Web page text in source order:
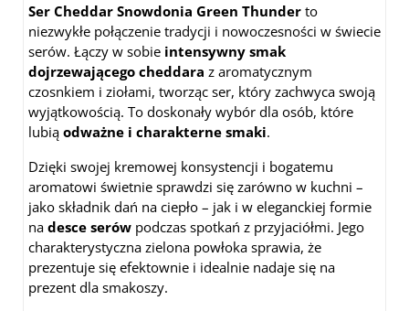
Ser Cheddar Snowdonia Green Thunder to
niezwykłe połączenie tradycji i nowoczesności w świecie
serów. Łączy w sobie intensywny smak
dojrzewającego cheddara z aromatycznym
czosnkiem i ziołami, tworząc ser, który zachwyca swoją
wyjątkowością. To doskonały wybór dla osób, które
lubią odważne i charakterne smaki.
Dzięki swojej kremowej konsystencji i bogatemu
aromatowi świetnie sprawdzi się zarówno w kuchni –
jako składnik dań na ciepło – jak i w eleganckiej formie
na desce serów podczas spotkań z przyjaciółmi. Jego
charakterystyczna zielona powłoka sprawia, że
prezentuje się efektownie i idealnie nadaje się na
prezent dla smakoszy.